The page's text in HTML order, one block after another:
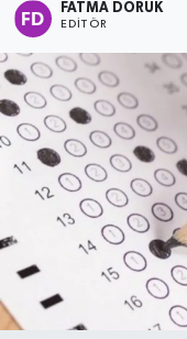
FATMA DORUK
EDITÖR